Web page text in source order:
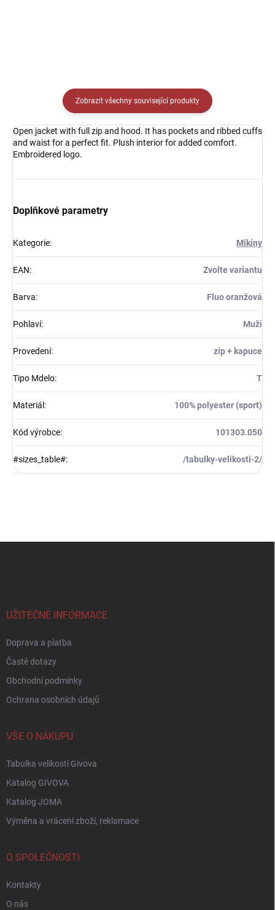
Zobrazit všechny související produkty
Open jacket with full zip and hood. It has pockets and ribbed cuffs
and waist for a perfect fit. Plush interior for added comfort.
Embroidered logo.
Doplňkové parametry
Kategorie: Mikiny
EAN: Zvolte variantu
Barva: Fluo oranžová
Pohlaví: Muži
Provedení: zip + kapuce
Tipo Mdelo: T
Materiál : 100% polyester (sport)
Kód výrobce: 101303.050
#sizes_table#: /tabulky-velikosti-2/
UŽITEČNÉ INFORMACE
Doprava a platba
Časté dotazy
Obchodní podmínky
Ochrana osobních údajů
VŠE O NÁKUPU
Tabulka velikostí Givova
Katalog GIVOVA
Katalog JOMA
Výměna a vrácení zboží, reklamace
O SPOLEČNOSTI
Kontakty
O nás